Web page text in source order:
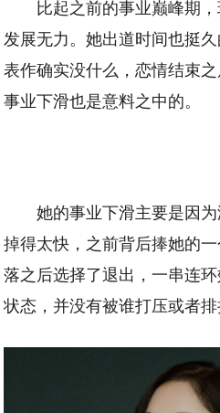
比起之前的事业巅峰期
发展无力。她出道时间也挺
表作确实没什么，恋情结束
事业下滑也是意料之中的。
她的事业下滑主要是因
掉得太快，之前背后捧她的
落之后选择了退出，一串连
状态，并没有被谁打压或者排